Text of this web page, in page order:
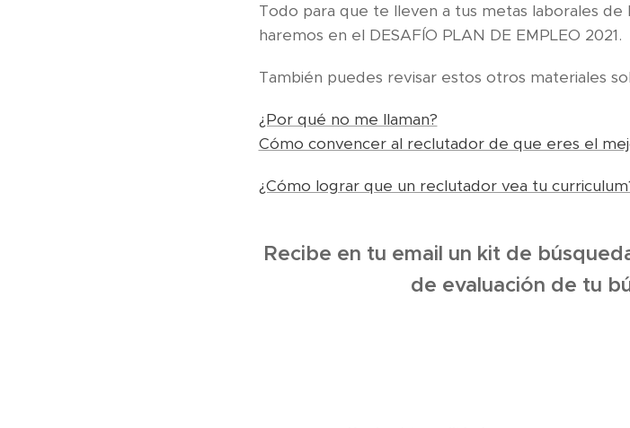
Todo para que te lleven a tus metas laborales de
haremos en el DESAFÍO PLAN DE EMPLEO 2021.
También puedes revisar estos otros materiales
¿Por qué no me llaman?
Cómo convencer al reclutador de que eres el
¿Cómo lograr que un reclutador vea tu
Recibe en tu email un kit de
de evaluación de tu